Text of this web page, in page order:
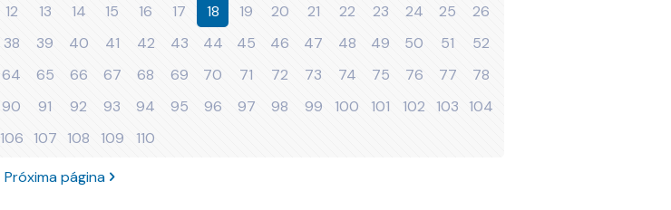
12 13 14 15 16 17 18 19 20 21 22 23 24 25
26
38 39 40 41 42 43 44 45 46 47 48 49 50 51
52
64 65 66 67 68 69 70 71 72 73 74 75 76 77
78
90 91 92 93 94 95 96 97 98 99 100 101 102 103
104
106 107 108 109 110
Próxima página